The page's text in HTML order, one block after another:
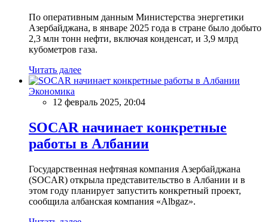
По оперативным данным Министерства энергетики
Азербайджана, в январе 2025 года в стране было добыто
2,3 млн тонн нефти, включая конденсат, и 3,9 млрд
кубометров газа.
Читать далее
Экономика
12 февраль 2025, 20:04
SOCAR начинает конкретные
работы в Албании
Государственная нефтяная компания Азербайджана
(SOCAR) открыла представительство в Албании и в
этом году планирует запустить конкретный проект,
сообщила албанская компания «Albgaz».